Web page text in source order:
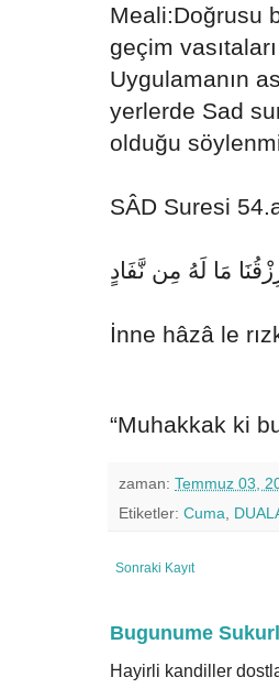
Meali:Doğrusu
geçim
Uygulamanın
yerlerde Sad
olduğu
SÂD Suresi
مَا لَهُ مِن نَّفَادٍ
İnne hâzâ le
“Muhakkak ki
zaman: Temmuz 03,
Etiketler: Cuma
Sonraki Kayıt
Bugunume
Hayirli kandiller